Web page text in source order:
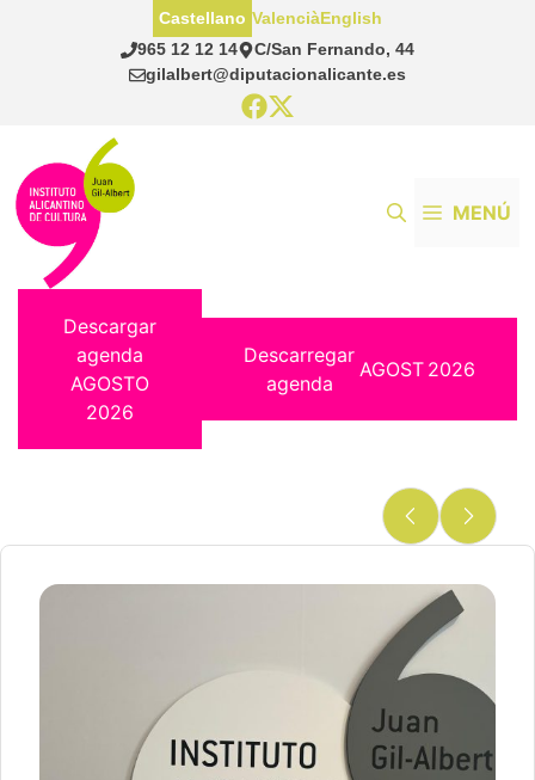
965 12 12 14
C/San Fernando, 44
gilalbert@diputacionalicante.es
Castellano ValenciàEnglish
MENÚ
Descargar
agenda
AGOSTO
2026
Descarregar
agenda
AGOST 2026